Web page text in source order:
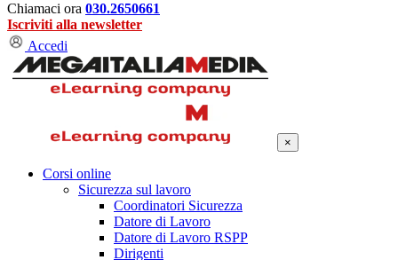
Chiamaci ora 030.2650661
Iscriviti alla newsletter
Accedi
×
Corsi online
Sicurezza sul lavoro
Coordinatori Sicurezza
Datore di Lavoro
Datore di Lavoro RSPP
Dirigenti